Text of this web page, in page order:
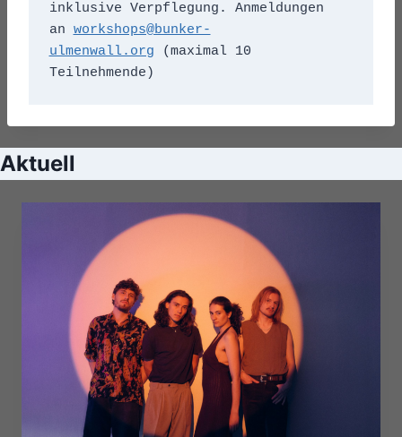
inklusive Verpflegung. Anmeldungen
an workshops@bunker-
ulmenwall.org (maximal 10
Teilnehmende)
Aktuell